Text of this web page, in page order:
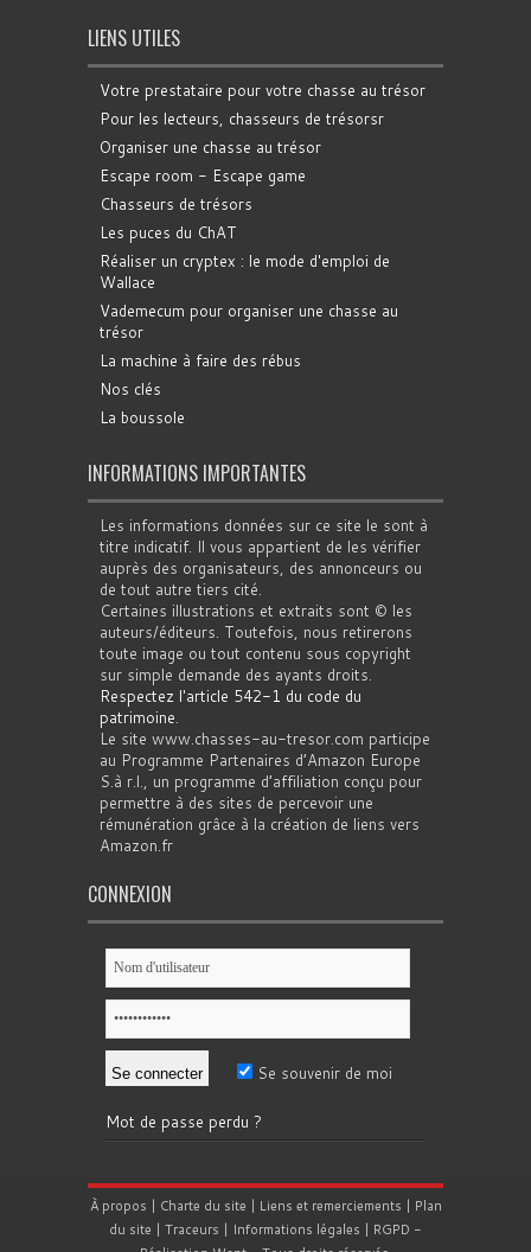
LIENS UTILES
Votre prestataire pour votre chasse au trésor
Pour les lecteurs, chasseurs de trésorsr
Organiser une chasse au trésor
Escape room - Escape game
Chasseurs de trésors
Les puces du ChAT
Réaliser un cryptex : le mode d'emploi de
Wallace
Vademecum pour organiser une chasse au
trésor
La machine à faire des rébus
Nos clés
La boussole
INFORMATIONS IMPORTANTES
Les informations données sur ce site le sont à
titre indicatif. Il vous appartient de les vérifier
auprès des organisateurs, des annonceurs ou
de tout autre tiers cité.
Certaines illustrations et extraits sont © les
auteurs/éditeurs. Toutefois, nous retirerons
toute image ou tout contenu sous copyright
sur simple demande des ayants droits.
Respectez l'article 542-1 du code du
patrimoine.
Le site www.chasses-au-tresor.com participe
au Programme Partenaires d’Amazon Europe
S.à r.l., un programme d’affiliation conçu pour
permettre à des sites de percevoir une
rémunération grâce à la création de liens vers
Amazon.fr
CONNEXION
Se souvenir de moi
Mot de passe perdu ?
À propos | Charte du site | Liens et remerciements | Plan
du site | Traceurs | Informations légales | RGPD -